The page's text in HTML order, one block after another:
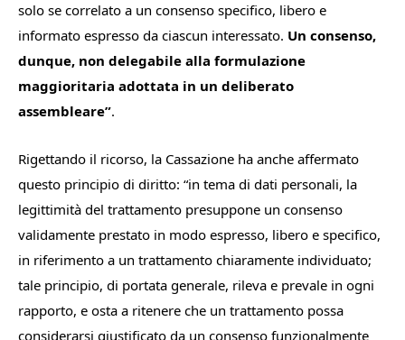
solo se correlato a un consenso specifico, libero e
informato espresso da ciascun interessato. Un consenso,
dunque, non delegabile alla formulazione
maggioritaria adottata in un deliberato
assembleare”.
Rigettando il ricorso, la Cassazione ha anche affermato
questo principio di diritto: “in tema di dati personali, la
legittimità del trattamento presuppone un consenso
validamente prestato in modo espresso, libero e specifico,
in riferimento a un trattamento chiaramente individuato;
tale principio, di portata generale, rileva e prevale in ogni
rapporto, e osta a ritenere che un trattamento possa
considerarsi giustificato da un consenso funzionalmente